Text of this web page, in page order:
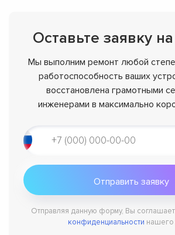
Оставьте заявку
Мы выполним ремонт любой
работоспособность ваших
восстановлена грамотными
инженерами в максимально
Отправляя данную форму, Вы
конфиденциальности нашего